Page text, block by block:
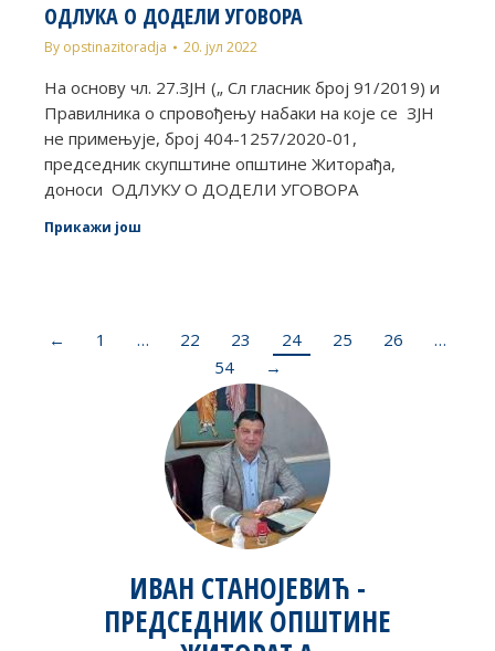
ОДЛУКА О ДОДЕЛИ УГОВОРА
By opstinazitoradja 20. јул 2022
На основу чл. 27.ЗЈН („ Сл гласник број 91/2019) и
Правилника о спровођењу набаки на које се ЗЈН
не примењује, број 404-1257/2020-01,
председник скупштине општине Житорађа,
доноси ОДЛУКУ О ДОДЕЛИ УГОВОРА
Прикажи још
← 1 … 22 23 24 25 26
…
54
→
ИВАН СТАНОЈЕВИЋ -
ПРЕДСЕДНИК ОПШТИНЕ